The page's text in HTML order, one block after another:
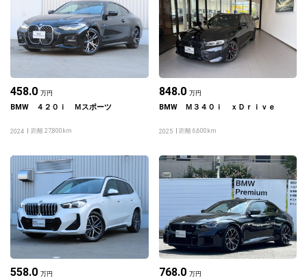
458.0 万円
BMW ４２０ｉ Ｍスポーツ
2024 距離 27,800km
848.0 万円
BMW Ｍ３４０ｉ ｘＤｒｉｖｅ
2025 距離 6,600km
558.0 万円 768.0 万円